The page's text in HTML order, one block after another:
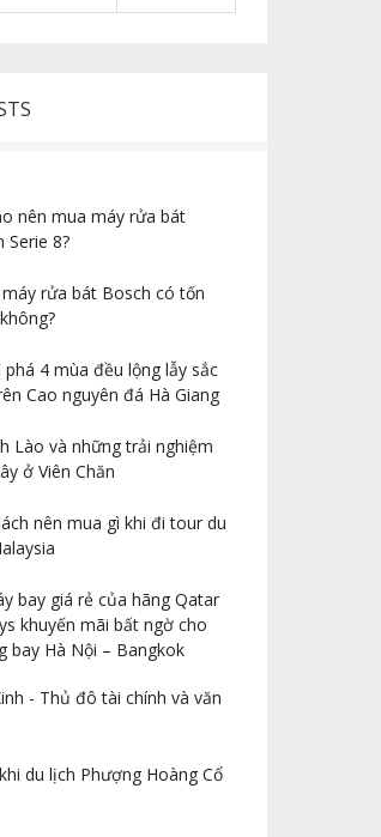
nên mua máy rửa bát
Serie 8?
rửa bát Bosch có tốn
phá 4 mùa đều lộng lẫy sắc
Cao nguyên đá Hà Giang
Lào và những trải nghiệm
ở Viên Chăn
nên mua gì khi đi tour du
bay giá rẻ của hãng Qatar
khuyến mãi bất ngờ cho
bay Hà Nội – Bangkok
- Thủ đô tài chính và văn
du lịch Phượng Hoàng Cổ